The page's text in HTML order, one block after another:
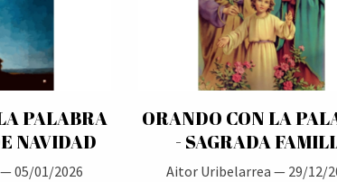
PALABRA
NAVIDAD
—05/01/2026
ORANDO CON LA
- SAGRADA
Aitor Uribelarrea — 29/12/